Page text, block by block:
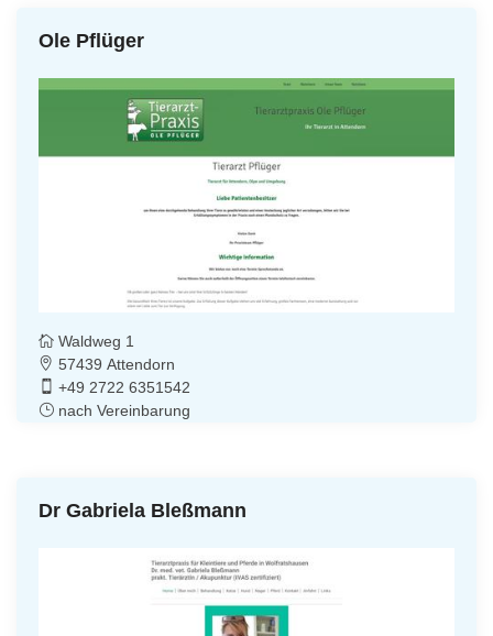
Ole Pflüger
Waldweg 1
57439 Attendorn
+49 2722 6351542
nach Vereinbarung
Dr Gabriela Bleßmann